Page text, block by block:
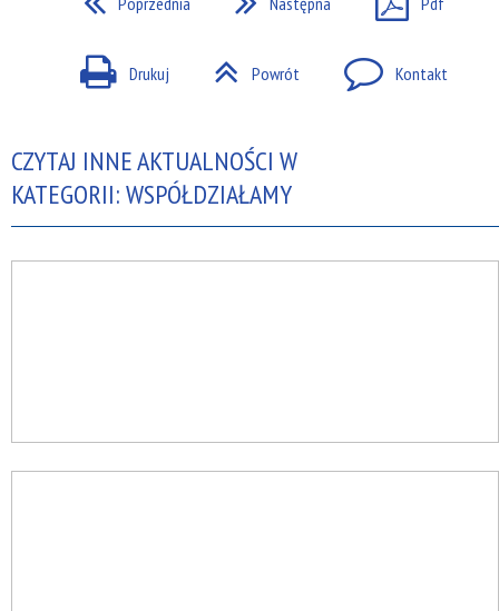
Poprzednia Następna Pdf
Drukuj Powrót Kontakt
CZYTAJ INNE AKTUALNOŚCI W
KATEGORII: WSPÓŁDZIAŁAMY